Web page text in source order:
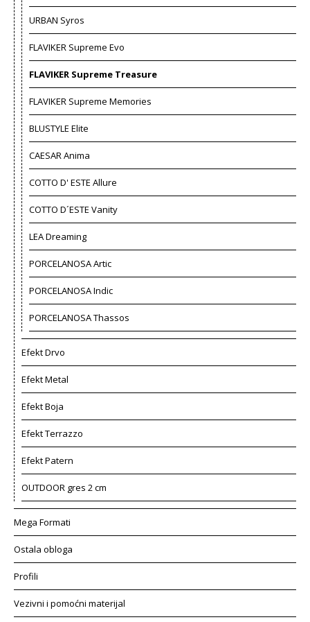
URBAN Syros
FLAVIKER Supreme Evo
FLAVIKER Supreme Treasure
FLAVIKER Supreme Memories
BLUSTYLE Elite
CAESAR Anima
COTTO D' ESTE Allure
COTTO D´ESTE Vanity
LEA Dreaming
PORCELANOSA Artic
PORCELANOSA Indic
PORCELANOSA Thassos
Efekt Drvo
Efekt Metal
Efekt Boja
Efekt Terrazzo
Efekt Patern
OUTDOOR gres 2 cm
Mega Formati
Ostala obloga
Profili
Vezivni i pomoćni materijal